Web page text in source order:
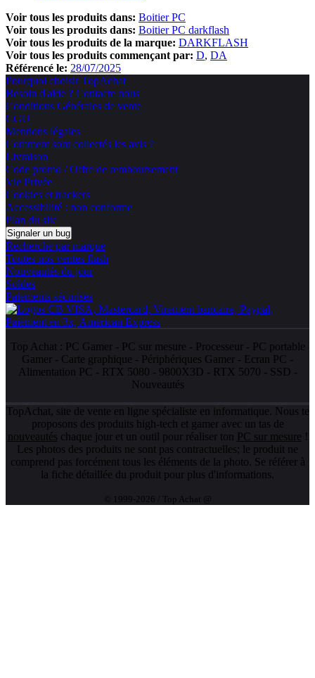
Voir tous les produits dans: Boitier PC
Voir tous les produits dans: Boitier PC darkflash
Voir tous les produits de la marque: DARKFLASH
Voir tous les produits commençant par: D DA
Référencé le: 28/07/2025
Pourquoi choisir TopAchat
Besoin d'aide ? Contacte nous
Conditions Générales de vente
CGU
Mentions légales
Comment sont collectés les avis ?
Livraison
Code promo / Offre de remboursement
Vie Privée
Cookies et trackers
Accessibilité : non conforme
Plan du site
Signaler un bug
Recherche par marque
Toutes nos ventes flash
Nouveautés du jour
Soldes
Paiements sécurisés
Top Achat : PC Gamer- PC sur mesure - Processeur- PC portable
Gamer - Carte graphique - Périphériques Gamer - Ecran PC -
Alimentation PC - RTX 5080 - 9800X3D - RTX 5070 - SSD -
Nouveautés
TopAchat, site de vente en ligne spécialiste en informatique. Nous te
proposons des produits high-tech et gamer avec un tas de
nouveautés chaque jour et un outil pour réaliser ton PC sur mesure !
Les photos des produits ne sont pas contractuelles; le produit ne
comprend pas forcément tous les éléments de la photo. Se référer à
la fiche détaillée du produit pour plus d'informations.
© 1999-2026 / Top Achat @